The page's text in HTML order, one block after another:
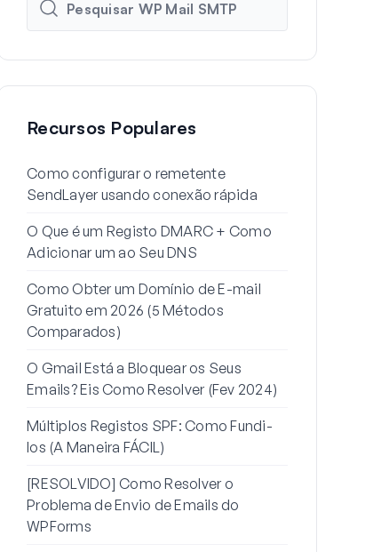
Recursos Populares
Como configurar o remetente
SendLayer usando conexão rápida
O Que é um Registo DMARC + Como
Adicionar um ao Seu DNS
Como Obter um Domínio de E-mail
Gratuito em 2026 (5 Métodos
Comparados)
O Gmail Está a Bloquear os Seus
Emails? Eis Como Resolver (Fev 2024)
Múltiplos Registos SPF: Como Fundi-
los (A Maneira FÁCIL)
[RESOLVIDO] Como Resolver o
Problema de Envio de Emails do
WPForms